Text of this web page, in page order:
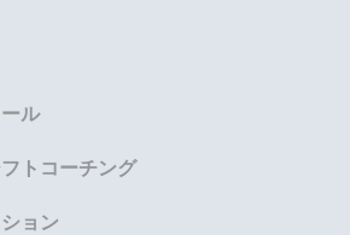
ル
トコーチング
ョン